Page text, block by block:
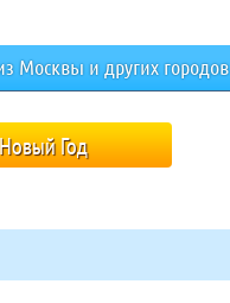
Москвы и других городов
Год